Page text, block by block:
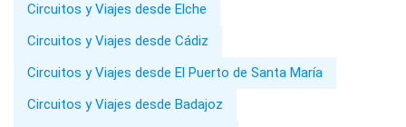
Circuitos y Viajes desde Elche
Circuitos y Viajes desde Cádiz
Circuitos y Viajes desde El Puerto de Santa María
Circuitos y Viajes desde Badajoz